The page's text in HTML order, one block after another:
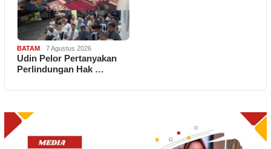
BATAM 7 Agustus 2026
Udin Pelor Pertanyakan
Perlindungan Hak …